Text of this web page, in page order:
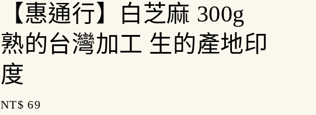
【惠通行】白芝麻 300g
熟的台灣加工 生的產地印
度
Regular
NT$ 69